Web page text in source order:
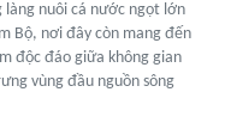
nuôi cá nước ngọt lớn
Bộ, nơi đây còn mang đến
độc đáo giữa không gian
vùng đầu nguồn sông